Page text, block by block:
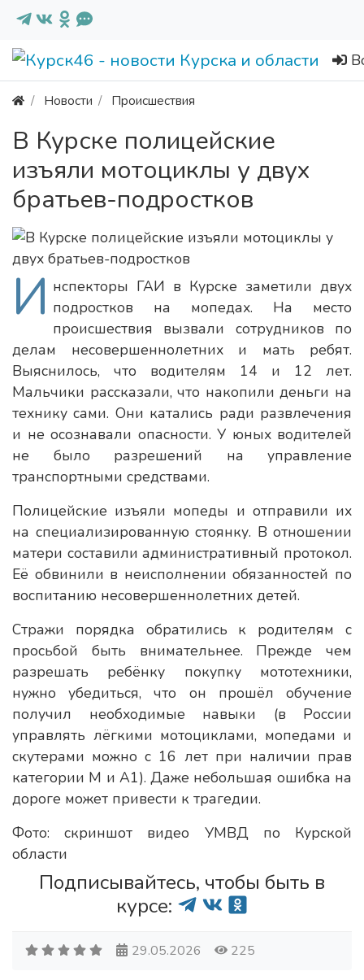
Новости Происшествия
В Курске полицейские
изъяли мотоциклы у двух
братьев-подростков
И нспекторы ГАИ в Курске заметили двух
подростков на мопедах. На место
происшествия вызвали сотрудников по
делам несовершеннолетних и мать ребят.
Выяснилось, что водителям 14 и 12 лет.
Мальчики рассказали, что накопили деньги на
технику сами. Они катались ради развлечения
и не осознавали опасности. У юных водителей
не было разрешений на управление
транспортными средствами.
Полицейские изъяли мопеды и отправили их
на специализированную стоянку. В отношении
матери составили административный протокол.
Её обвинили в неисполнении обязанностей по
воспитанию несовершеннолетних детей.
Стражи порядка обратились к родителям с
просьбой быть внимательнее. Прежде чем
разрешать ребёнку покупку мототехники,
нужно убедиться, что он прошёл обучение
получил необходимые навыки (в России
управлять лёгкими мотоциклами, мопедами и
скутерами можно с 16 лет при наличии прав
категории М и А1). Даже небольшая ошибка на
дороге может привести к трагедии.
Фото: скриншот видео УМВД по Курской
области
Подписывайтесь, чтобы быть в
курсе:
29.05.2026 225